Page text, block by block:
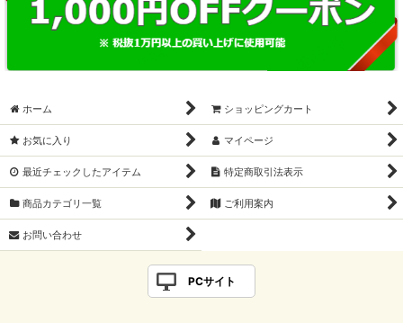
ホーム ショッピングカート
お気に入り マイページ
最近チェックしたアイテム 特定商取引法表示
商品カテゴリ一覧 ご利用案内
お問い合わせ
PCサイト